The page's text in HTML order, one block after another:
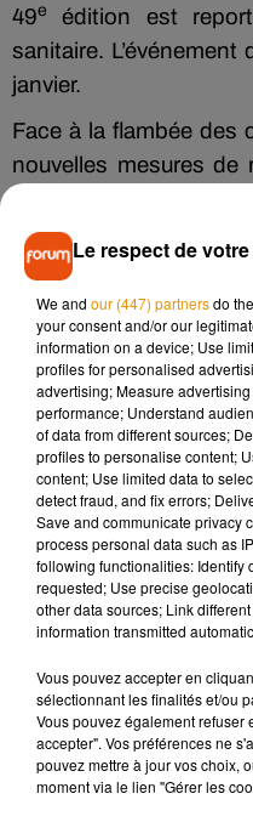
49e
édition est
sanitaire.
janvier.
Face à la flambée des
nouvelles mesures de
«
destin à tout prix
dégradé »,
a-t-il
report, le festival
exceptionnelle »des
Avec AFP
Musique
7 août 2026
Le respect de
We and our (447) partnersdo
your consent and/or our
information on a device; Use
profiles for personalised
advertising; Measure
performance; Understand
of data from different sources;
profiles to personalise content;
content; Use limited data to
detect fraud, and fix errors;
Save and communicate privacy
process personal data such as
following functionalities: Identify
requested; Use precise
other data sources; Link
information transmitted
Vous pouvez accepter en
sélectionnant les finalités et/ou
Vous pouvez également
accepter". Vos préférences ne
pouvez mettre à jour vos choix,
moment via le lien "Gérer les